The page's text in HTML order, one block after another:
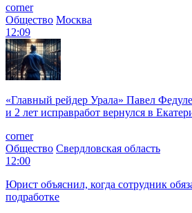
corner
Общество Москва
12:09
«Главный рейдер Урала» Павел
и 2 лет исправработ вернулся в
corner
Общество Свердловская область
12:00
Юрист объяснил, когда сотрудник
подработке